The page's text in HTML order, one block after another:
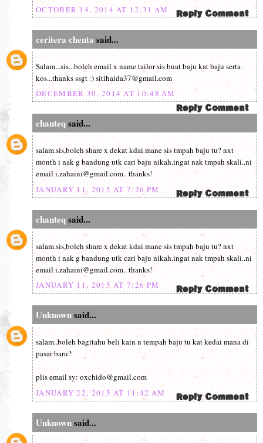
OCTOBER 14, 2014 AT 12:31 AM
ceritera chenta said...
Salam...sis...boleh email x name tailor sis buat baju kat baju serta
kos...thanks ssgt :) sitihaida37@gmail.com
DECEMBER 30, 2014 AT 10:48 AM
chanteq said...
salam.sis,boleh share x dekat kdai mane sis tmpah baju tu? nxt
month i nak g bandung utk cari baju nikah.ingat nak tmpah skali..ni
email i.zahaini@gmail.com.. thanks!
JANUARY 11, 2015 AT 7:26 PM
chanteq said...
salam.sis,boleh share x dekat kdai mane sis tmpah baju tu? nxt
month i nak g bandung utk cari baju nikah.ingat nak tmpah skali..ni
email i.zahaini@gmail.com.. thanks!
JANUARY 11, 2015 AT 7:26 PM
Unknownsaid...
salam..boleh bagitahu beli kain n tempah baju tu kat kedai mana di
pasar baru?
plis email sy: oxchido@gmail.com
JANUARY 22, 2015 AT 11:42 AM
Unknownsaid...